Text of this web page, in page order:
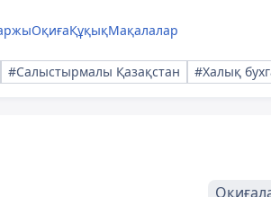
ОқиғаҚұқықМақалалар
#Салыстырмалы Қазақстан #Халық